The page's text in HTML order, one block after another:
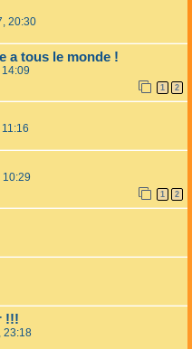
20:30
a tous le monde !
1 2
10:29
1 2
!!!
23:18